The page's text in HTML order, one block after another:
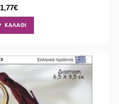
1,77€
ΚΑΛΆΘΙ